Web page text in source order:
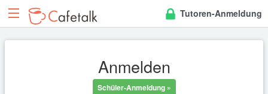
Tutoren-Anmeldung
Anmelden
Schüler-Anmeldung »